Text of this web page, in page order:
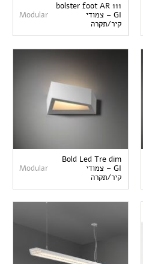
bolster foot AR 111
GI – צמודי
קיר/תקרה
Modular
Bold Led Tre dim
GI – צמודי
קיר/תקרה
Modular